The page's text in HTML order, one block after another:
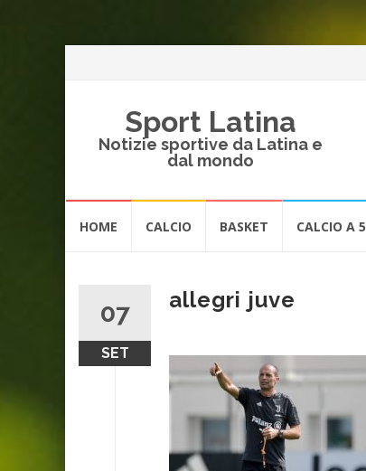
Sport Latina
Notizie sportive da Latina e
dal mondo
HOME CALCIO BASKET CALCIO A 5
07
SET
allegri juve